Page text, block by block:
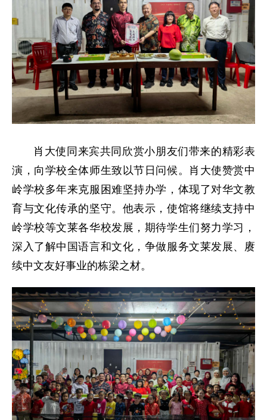
肖大使同来宾共同欣赏小朋友们带来的精彩表
演，向学校全体师生致以节日问候。肖大使赞赏中
岭学校多年来克服困难坚持办学，体现了对华文教
育与文化传承的坚守。他表示，使馆将继续支持中
岭学校等文莱各华校发展，期待学生们努力学习，
深入了解中国语言和文化，争做服务文莱发展、赓
续中文友好事业的栋梁之材。